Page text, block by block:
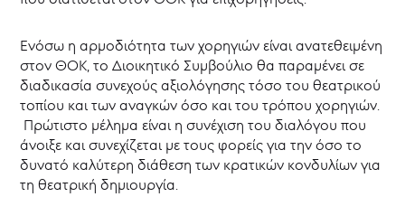
Ενόσω η αρμοδιότητα των χορηγιών είναι ανατεθειμένη
στον ΘΟΚ, το Διοικητικό Συμβούλιο θα παραμένει σε
διαδικασία συνεχούς αξιολόγησης τόσο του θεατρικού
τοπίου και των αναγκών όσο και του τρόπου χορηγιών.
Πρώτιστο μέλημα είναι η συνέχιση του διαλόγου που
άνοιξε και συνεχίζεται με τους φορείς για την όσο το
δυνατό καλύτερη διάθεση των κρατικών κονδυλίων για
τη θεατρική δημιουργία.
2018
ΘΥΜΕΛΗ
2017
ΘΥΜΕΛΗ
2016
Επιτροπή
Αξιολόγησης
Παραστάσεων
ΘΥΜΕΛΗ